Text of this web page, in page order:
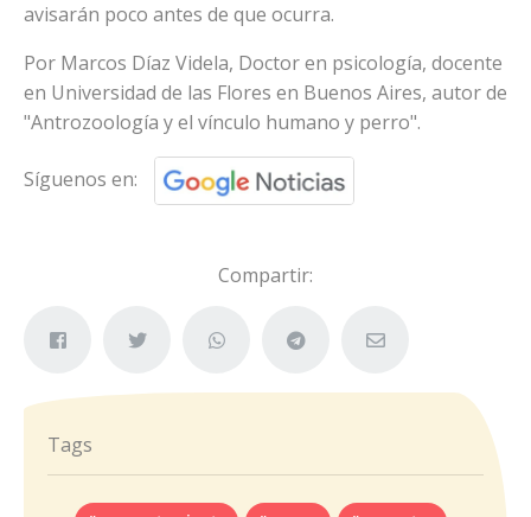
avisarán poco antes de que ocurra.
Por Marcos Díaz Videla, Doctor en psicología, docente
en Universidad de las Flores en Buenos Aires, autor de
"Antrozoología y el vínculo humano y perro".
Síguenos en:
Compartir:
Tags